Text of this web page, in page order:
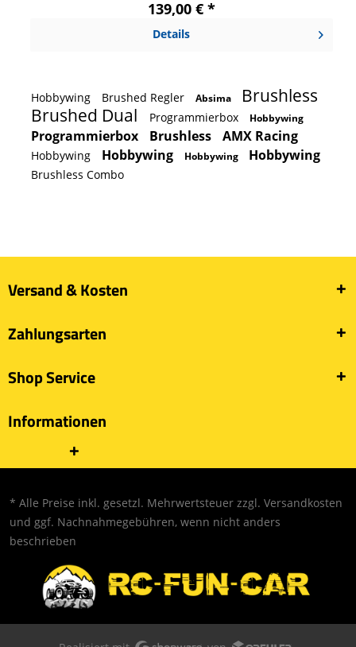
139,00 € *
Details
Hobbywing Brushed Regler Absima
Brushless
Brushed Dual
Programmierbox Hobbywing
Programmierbox Brushless AMX Racing
Hobbywing Hobbywing Hobbywing Hobbywing
Brushless Combo
Versand & Kosten
Zahlungsarten
Shop Service
Informationen
* Alle Preise inkl. gesetzl. Mehrwertsteuer zzgl. Versandkosten
und ggf. Nachnahmegebühren, wenn nicht anders
beschrieben